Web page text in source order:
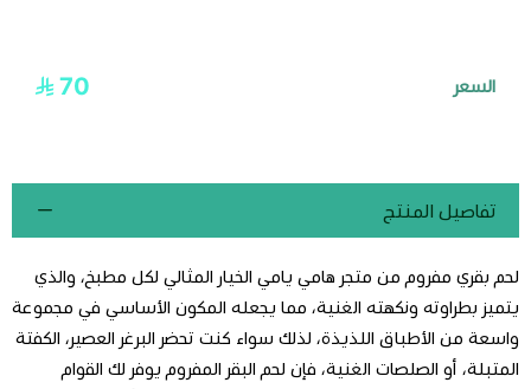
السعر 70
تفاصيل المنتج
لحم بقري مفروم من متجر هامي يامي الخيار المثالي لكل مطبخ، والذي
يتميز بطراوته ونكهته الغنية، مما يجعله المكون الأساسي في مجموعة
واسعة من الأطباق اللذيذة، لذلك سواء كنت تحضر البرغر العصير، الكفتة
المتبلة، أو الصلصات الغنية، فإن لحم البقر المفروم يوفر لك القوام